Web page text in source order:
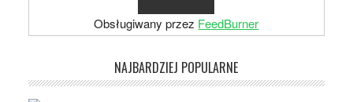
Obsługiwany przez FeedBurner
NAJBARDZIEJ POPULARNE